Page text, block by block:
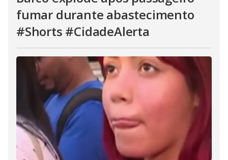
fumar durante abastecimento
#Shorts #CidadeAlerta